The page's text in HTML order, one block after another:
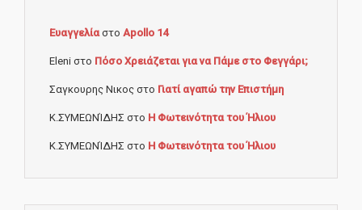
Ευαγγελίαστο Apollo 14
Eleni στο Πόσο Χρειάζεται για να Πάμε στο Φεγγάρι;
Σαγκουρης Νικος στο Γιατί αγαπώ την Επιστήμη
Κ.ΣΥΜΕΩΝΊΔΗΣ στο Η Φωτεινότητα του Ήλιου
Κ.ΣΥΜΕΩΝΊΔΗΣ στο Η Φωτεινότητα του Ήλιου